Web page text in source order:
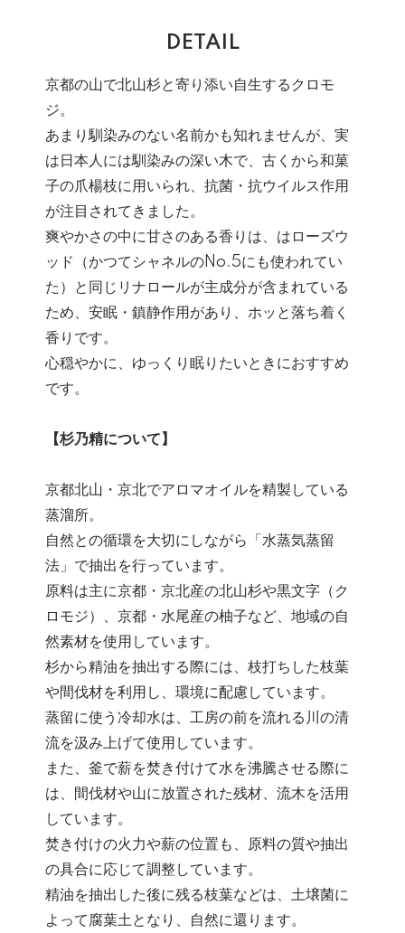
DETAIL
京都の山で北山杉と寄り添い自生するクロモ
ジ。
あまり馴染みのない名前かも知れませんが、実
は日本人には馴染みの深い木で、古くから和菓
子の爪楊枝に用いられ、抗菌・抗ウイルス作用
が注目されてきました。
爽やかさの中に甘さのある香りは、はローズウ
ッド（かつてシャネルのNo.5にも使われてい
た）と同じリナロールが主成分が含まれている
ため、安眠・鎮静作用があり、ホッと落ち着く
香りです。
心穏やかに、ゆっくり眠りたいときにおすすめ
です。
【杉乃精について】
京都北山・京北でアロマオイルを精製している
蒸溜所。
自然との循環を大切にしながら「水蒸気蒸留
法」で抽出を行っています。
原料は主に京都・京北産の北山杉や黒文字（ク
ロモジ）、京都・水尾産の柚子など、地域の自
然素材を使用しています。
杉から精油を抽出する際には、枝打ちした枝葉
や間伐材を利用し、環境に配慮しています。
蒸留に使う冷却水は、工房の前を流れる川の清
流を汲み上げて使用しています。
また、釜で薪を焚き付けて水を沸騰させる際に
は、間伐材や山に放置された残材、流木を活用
しています。
焚き付けの火力や薪の位置も、原料の質や抽出
の具合に応じて調整しています。
精油を抽出した後に残る枝葉などは、土壌菌に
よって腐葉土となり、自然に還ります。